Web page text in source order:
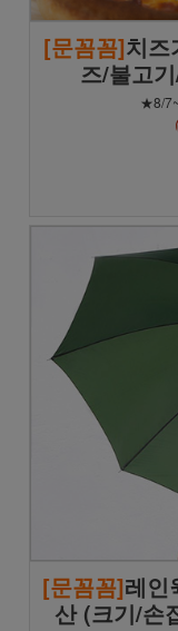
[문꼼꼼]치즈
즈/불고
★8/
[문꼼꼼]레인
산 (크기/손